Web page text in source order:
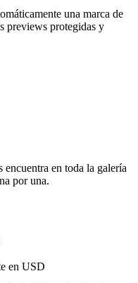
una marca de
previews protegidas y
en toda la galería
por una.
en USD